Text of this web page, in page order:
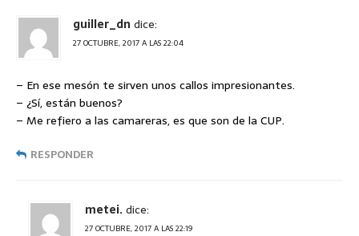
guiller_dn dice:
27 OCTUBRE, 2017 A LAS 22:04
– En ese mesón te sirven unos callos impresionantes.
– ¿Sí, están buenos?
– Me refiero a las camareras, es que son de la CUP.
RESPONDER
metei.dice:
27 OCTUBRE, 2017 A LAS 22:19